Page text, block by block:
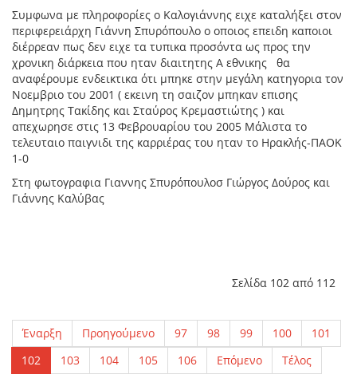
Συμφωνα με πληροφορίες ο Καλογιάννης ειχε καταλήξει στον
περιφερειάρχη Γιάννη Σπυρόπουλο ο οποιος επειδη καποιοι
διέρρεαν πως δεν ειχε τα τυπικα προσόντα ως προς την
χρονικη διάρκεια που ηταν διαιτητης Α εθνικης θα
αναφέρουμε ενδεικτικα ότι μπηκε στην μεγάλη κατηγορια τον
Νοεμβριο του 2001 ( εκεινη τη σαιζον μπηκαν επισης
Δημητρης Τακίδης και Σταύρος Κρεμαστιώτης ) και
απεχωρησε στις 13 Φεβρουαρίου του 2005 Μάλιστα το
τελευταιο παιγνιδι της καρριέρας του ηταν το Ηρακλής-ΠΑΟΚ
1-0
Στη φωτογραφια Γιαννης Σπυρόπουλοσ Γιώργος Δούρος και
Γιάννης Καλύβας
Σελίδα 102 από 112
Έναρξη Προηγούμενο 97 98 99 100
101
102
103 104 105 106 Επόμενο Τέλος